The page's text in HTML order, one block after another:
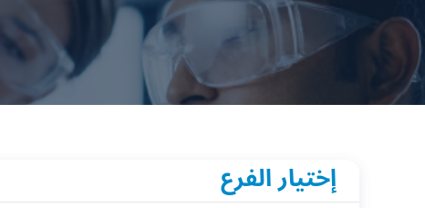
إختيار الفرع